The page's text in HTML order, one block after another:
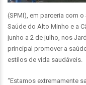
(SPMI), em parceria com
Saúde do Alto Minho e a
junho a 2 de julho, nos
principal promover a
estilos de vida saudáveis.
“Estamos extremamente